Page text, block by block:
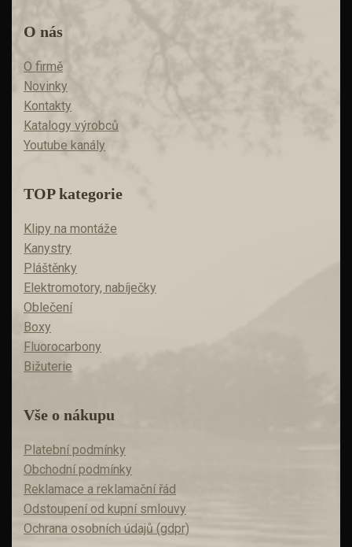
O nás
O firmě
Novinky
Kontakty
Katalogy výrobců
Youtube kanály
TOP kategorie
Klipy na montáže
Kanystry
Pláštěnky
Elektromotory, nabíječky
Oblečení
Boxy
Fluorocarbony
Bižuterie
Vše o nákupu
Platební podmínky
Obchodní podmínky
Reklamace a reklamační řád
Odstoupení od kupní smlouvy
Ochrana osobních údajů (gdpr)